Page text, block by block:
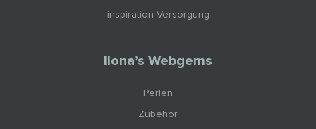
inspiration Versorgung
Ilona’s Webgems
Perlen
Zubehör